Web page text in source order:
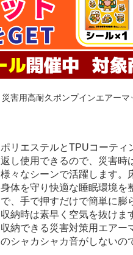
災害用高耐久ポンプインエアー
ポリエステルとTPUコーティ
返し使用できるので、災害時
様々なシーンで活躍します。
身体を守り快適な睡眠環境を
で、手で押すだけで簡単に膨
収納時は素早く空気を抜けま
収納できる災害対策用エアー
のシャカシャカ音がしないの